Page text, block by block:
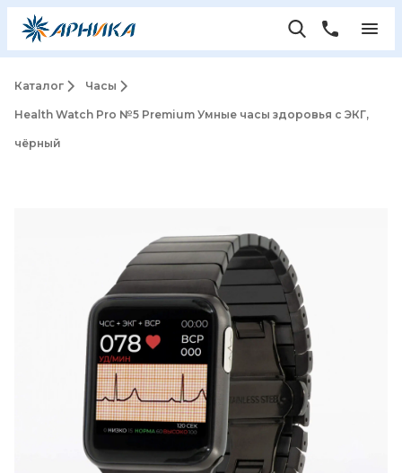
Каталог Часы
Health Watch Pro №5 Premium Умные часы здоровья с ЭКГ,
чёрный